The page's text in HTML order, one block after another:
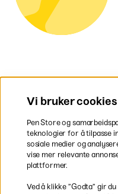
Vi bruker cookies
Pen Store og
teknologier for å tilpasse
sosiale medier og
vise mer relevante
plattformer.
Ved å klikke ”Godta” gir